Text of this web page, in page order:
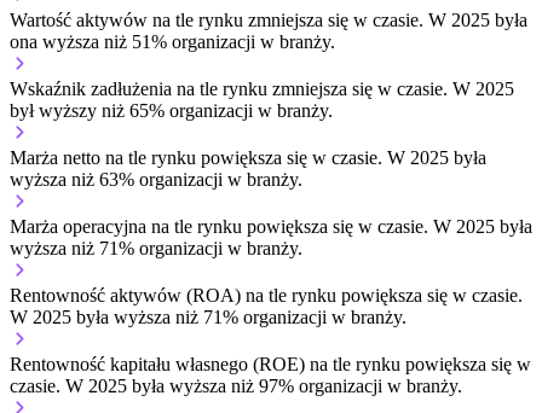
Wartość aktywów na tle rynku zmniejsza się w czasie. W 2025 była
ona wyższa niż 51% organizacji w branży.
Wskaźnik zadłużenia na tle rynku zmniejsza się w czasie. W 2025
był wyższy niż 65% organizacji w branży.
Marża netto na tle rynku powiększa się w czasie. W 2025 była
wyższa niż 63% organizacji w branży.
Marża operacyjna na tle rynku powiększa się w czasie. W 2025 była
wyższa niż 71% organizacji w branży.
Rentowność aktywów (ROA) na tle rynku powiększa się w czasie.
W 2025 była wyższa niż 71% organizacji w branży.
Rentowność kapitału własnego (ROE) na tle rynku powiększa się w
czasie. W 2025 była wyższa niż 97% organizacji w branży.